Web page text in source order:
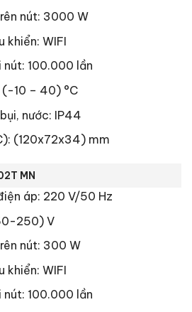
nút: 3000 W
khiển: WIFI
100.000 lần
10 – 40) °C
nước: IP44
(120x72x34) mm
MN
áp: 220 V/50 Hz
250) V
nút: 300 W
khiển: WIFI
100.000 lần